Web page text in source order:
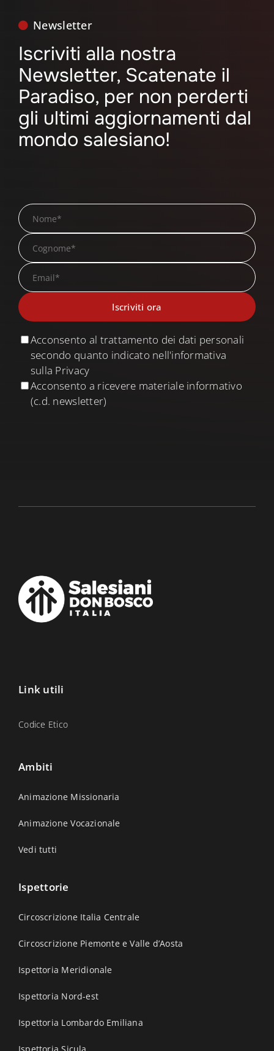
Newsletter
Iscriviti alla nostra
Newsletter, Scatenate il
Paradiso, per non perderti
gli ultimi aggiornamenti dal
mondo salesiano!
Acconsento al trattamento dei dati personali
secondo quanto indicato nell'informativa
sulla Privacy
Acconsento a ricevere materiale informativo
(c.d. newsletter)
Link utili
Codice Etico
Ambiti
Animazione Missionaria
Animazione Vocazionale
Vedi tutti
Ispettorie
Circoscrizione Italia Centrale
Circoscrizione Piemonte e Valle d’Aosta
Ispettoria Meridionale
Ispettoria Nord-est
Ispettoria Lombardo Emiliana
Ispettoria Sicula